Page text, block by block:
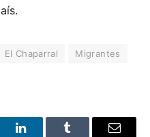
El Chaparral
Migrantes